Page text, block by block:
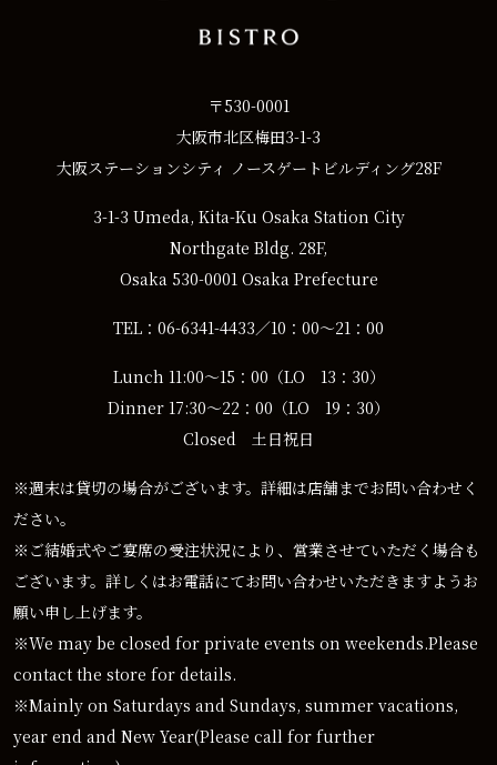
〒530-0001
大阪市北区梅田3-1-3
大阪ステーションシティ ノースゲートビルディング28F
3-1-3 Umeda, Kita-Ku Osaka Station City
Northgate Bldg. 28F,
Osaka 530-0001 Osaka Prefecture
TEL：06-6341-4433／10：00～21：00
Lunch 11:00～15：00（LO 13：30）
Dinner 17:30～22：00（LO 19：30）
Closed 土日祝日
※週末は貸切の場合がございます。詳細は店舗までお問い合わせく
ださい。
※ご結婚式やご宴席の受注状況により、営業させていただく場合も
ございます。詳しくはお電話にてお問い合わせいただきますようお
願い申し上げます。
※We may be closed for private events on weekends.Please
contact the store for details.
※Mainly on Saturdays and Sundays, summer vacations,
year end and New Year(Please call for further